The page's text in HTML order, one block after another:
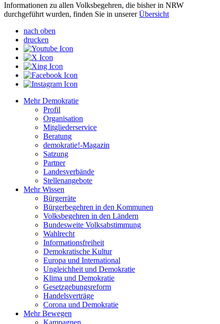
Informationen zu allen Volksbegehren, die bisher in NRW
durchgeführt wurden, finden Sie in unsererÜbersicht
nach oben
drucken
Mehr Demokratie
Profil
Organisation
Mitgliederservice
Beratung
demokratie!-Magazin
Satzung
Partner
Landesverbände
Stellenangebote
Mehr Wissen
Bürgerräte
Bürgerbegehren in den Kommunen
Volksbegehren in den Ländern
Bundesweite Volksabstimmung
Wahlrecht
Informationsfreiheit
Demokratische Kultur
Europa und International
Ungleichheit und Demokratie
Klima und Demokratie
Gesetzgebungsreform
Handelsverträge
Corona und Demokratie
Mehr Bewegen
Kampagnen